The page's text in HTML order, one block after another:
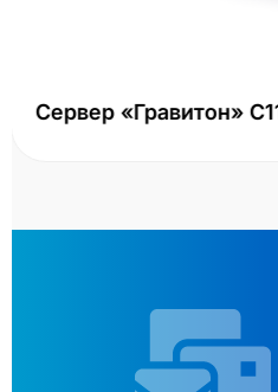
Два контроллера
Подписаться на